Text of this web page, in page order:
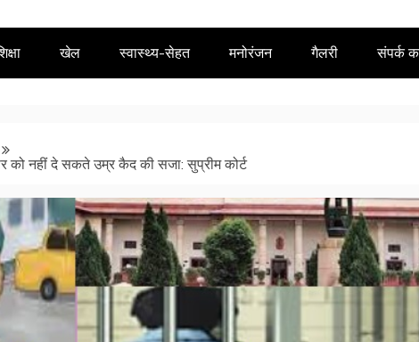
खेल स्वास्थ्य-सेहत मनोरंजन गैलरी संपर्क
को नहीं दे सकते उम्र कैद की सजा: सुप्रीम कोर्ट